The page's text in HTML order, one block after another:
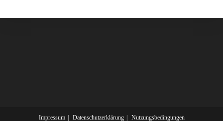
Impressum Datenschutzerklärung Nutzungsbedingungen